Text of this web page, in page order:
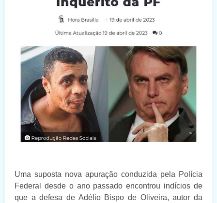
Uma suposta nova apuração conduzida pela Polícia
Federal desde o ano passado encontrou indícios de
que a defesa de Adélio Bispo de Oliveira, autor da